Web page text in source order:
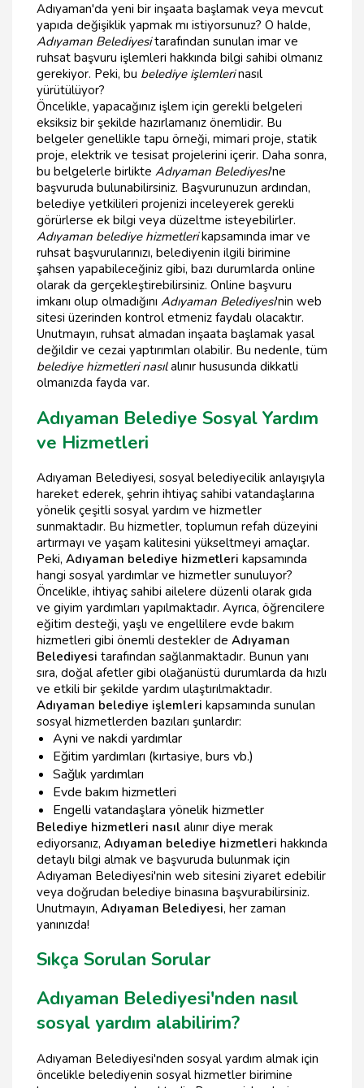
Adıyaman'da yeni bir inşaata başlamak veya mevcut
yapıda değişiklik yapmak mı istiyorsunuz? O halde,
Adıyaman Belediyesitarafından sunulan imar ve
ruhsat başvuru işlemleri hakkında bilgi sahibi olmanız
gerekiyor. Peki, bu belediye işlemlerinasıl
yürütülüyor?
Öncelikle, yapacağınız işlem için gerekli belgeleri
eksiksiz bir şekilde hazırlamanız önemlidir. Bu
belgeler genellikle tapu örneği, mimari proje, statik
proje, elektrik ve tesisat projelerini içerir. Daha sonra,
bu belgelerle birlikte Adıyaman Belediyesi'ne
başvuruda bulunabilirsiniz. Başvurunuzun ardından,
belediye yetkilileri projenizi inceleyerek gerekli
görürlerse ek bilgi veya düzeltme isteyebilirler.
Adıyaman belediye hizmetlerikapsamında imar ve
ruhsat başvurularınızı, belediyenin ilgili birimine
şahsen yapabileceğiniz gibi, bazı durumlarda online
olarak da gerçekleştirebilirsiniz. Online başvuru
imkanı olup olmadığını Adıyaman Belediyesi'nin web
sitesi üzerinden kontrol etmeniz faydalı olacaktır.
Unutmayın, ruhsat almadan inşaata başlamak yasal
değildir ve cezai yaptırımları olabilir. Bu nedenle, tüm
belediye hizmetleri nasılalınır hususunda dikkatli
olmanızda fayda var.
Adıyaman Belediye Sosyal Yardım
ve Hizmetleri
Adıyaman Belediyesi, sosyal belediyecilik anlayışıyla
hareket ederek, şehrin ihtiyaç sahibi vatandaşlarına
yönelik çeşitli sosyal yardım ve hizmetler
sunmaktadır. Bu hizmetler, toplumun refah düzeyini
artırmayı ve yaşam kalitesini yükseltmeyi amaçlar.
Peki, Adıyaman belediye hizmetleri kapsamında
hangi sosyal yardımlar ve hizmetler sunuluyor?
Öncelikle, ihtiyaç sahibi ailelere düzenli olarak gıda
ve giyim yardımları yapılmaktadır. Ayrıca, öğrencilere
eğitim desteği, yaşlı ve engellilere evde bakım
hizmetleri gibi önemli destekler de Adıyaman
Belediyesi tarafından sağlanmaktadır. Bunun yanı
sıra, doğal afetler gibi olağanüstü durumlarda da hızlı
ve etkili bir şekilde yardım ulaştırılmaktadır.
Adıyaman belediye işlemleri kapsamında sunulan
sosyal hizmetlerden bazıları şunlardır:
Ayni ve nakdi yardımlar
Eğitim yardımları (kırtasiye, burs vb.)
Sağlık yardımları
Evde bakım hizmetleri
Engelli vatandaşlara yönelik hizmetler
Belediye hizmetleri nasıl alınır diye merak
ediyorsanız, Adıyaman belediye hizmetleri hakkında
detaylı bilgi almak ve başvuruda bulunmak için
Adıyaman Belediyesi'nin web sitesini ziyaret edebilir
veya doğrudan belediye binasına başvurabilirsiniz.
Unutmayın, Adıyaman Belediyesi, her zaman
yanınızda!
Sıkça Sorulan Sorular
Adıyaman Belediyesi'nden nasıl
sosyal yardım alabilirim?
Adıyaman Belediyesi'nden sosyal yardım almak için
öncelikle belediyenin sosyal hizmetler birimine